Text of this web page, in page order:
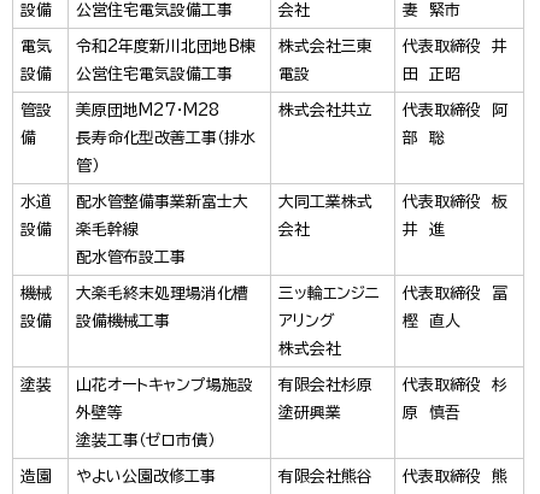
設備
公営住宅電気設備工事
会社
妻 緊市
電気
設備
令和2年度新川北団地B棟
公営住宅電気設備工事
株式会社三東
電設
代表取締役 井
田 正昭
管設
備
美原団地M27・M28
長寿命化型改善工事（排水
管）
株式会社共立
代表取締役 阿
部 聡
水道
設備
配水管整備事業新富士大
楽毛幹線
配水管布設工事
大同工業株式
会社
代表取締役 板
井 進
機械
設備
大楽毛終末処理場消化槽
設備機械工事
三ッ輪エンジニ
アリング
株式会社
代表取締役 冨
樫 直人
塗装
山花オートキャンプ場施設
外壁等
塗装工事（ゼロ市債）
有限会社杉原
塗研興業
代表取締役 杉
原 慎吾
造園 やよい公園改修工事
有限会社熊谷
代表取締役 熊